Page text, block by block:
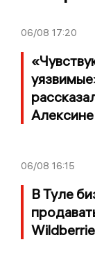
06/08 17:20
Алексине
06/08 16:15
В Туле